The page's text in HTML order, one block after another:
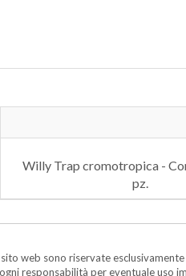
Willy Trap cromotropica -
pz.
web sono riservate
ogni responsabilità per eventuale